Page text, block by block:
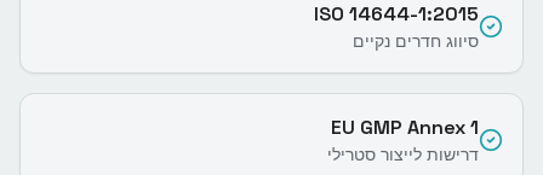
ISO 14644-1:2015
סיווג חדרים נקיים
EU GMP Annex 1
דרישות לייצור סטרילי